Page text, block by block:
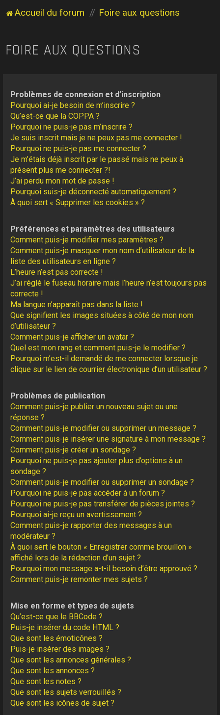
Accueil du forum Foire aux questions
FOIRE AUX QUESTIONS
Problèmes de connexion et d’inscription
Pourquoi ai-je besoin de m’inscrire ?
Qu’est-ce que la COPPA ?
Pourquoi ne puis-je pas m’inscrire ?
Je suis inscrit mais je ne peux pas me connecter !
Pourquoi ne puis-je pas me connecter ?
Je m’étais déjà inscrit par le passé mais ne peux à
présent plus me connecter ?!
J’ai perdu mon mot de passe !
Pourquoi suis-je déconnecté automatiquement ?
À quoi sert « Supprimer les cookies » ?
Préférences et paramètres des utilisateurs
Comment puis-je modifier mes paramètres ?
Comment puis-je masquer mon nom d’utilisateur de la
liste des utilisateurs en ligne ?
L’heure n’est pas correcte !
J’ai réglé le fuseau horaire mais l’heure n’est toujours pas
correcte !
Ma langue n’apparaît pas dans la liste !
Que signifient les images situées à côté de mon nom
d’utilisateur ?
Comment puis-je afficher un avatar ?
Quel est mon rang et comment puis-je le modifier ?
Pourquoi m’est-il demandé de me connecter lorsque je
clique sur le lien de courrier électronique d’un utilisateur ?
Problèmes de publication
Comment puis-je publier un nouveau sujet ou une
réponse ?
Comment puis-je modifier ou supprimer un message ?
Comment puis-je insérer une signature à mon message ?
Comment puis-je créer un sondage ?
Pourquoi ne puis-je pas ajouter plus d’options à un
sondage ?
Comment puis-je modifier ou supprimer un sondage ?
Pourquoi ne puis-je pas accéder à un forum ?
Pourquoi ne puis-je pas transférer de pièces jointes ?
Pourquoi ai-je reçu un avertissement ?
Comment puis-je rapporter des messages à un
modérateur ?
À quoi sert le bouton « Enregistrer comme brouillon »
affiché lors de la rédaction d’un sujet ?
Pourquoi mon message a-t-il besoin d’être approuvé ?
Comment puis-je remonter mes sujets ?
Mise en forme et types de sujets
Qu’est-ce que le BBCode ?
Puis-je insérer du code HTML ?
Que sont les émoticônes ?
Puis-je insérer des images ?
Que sont les annonces générales ?
Que sont les annonces ?
Que sont les notes ?
Que sont les sujets verrouillés ?
Que sont les icônes de sujet ?